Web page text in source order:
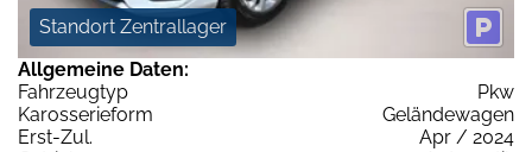
Standort Zentrallager
Allgemeine Daten:
Fahrzeugtyp
Pkw
Karosserieform
Geländewagen
Erst-Zul.
Apr / 2024